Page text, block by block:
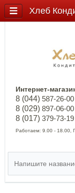
Интернет-
8 (044) 587-26-00
8 (029) 897-06-00
8 (017) 379-73-19
Работаем: 9.00 - 18.00,
Хлеб